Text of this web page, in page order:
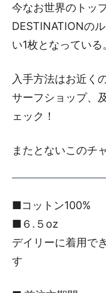
今なお世界のトッ
DESTINATIONの
い1枚となっている
入手方法はお近く
サーフショップ、
ェック！
またとないこのチ
■コットン100%
■６.５oz
デイリーに着用で
す